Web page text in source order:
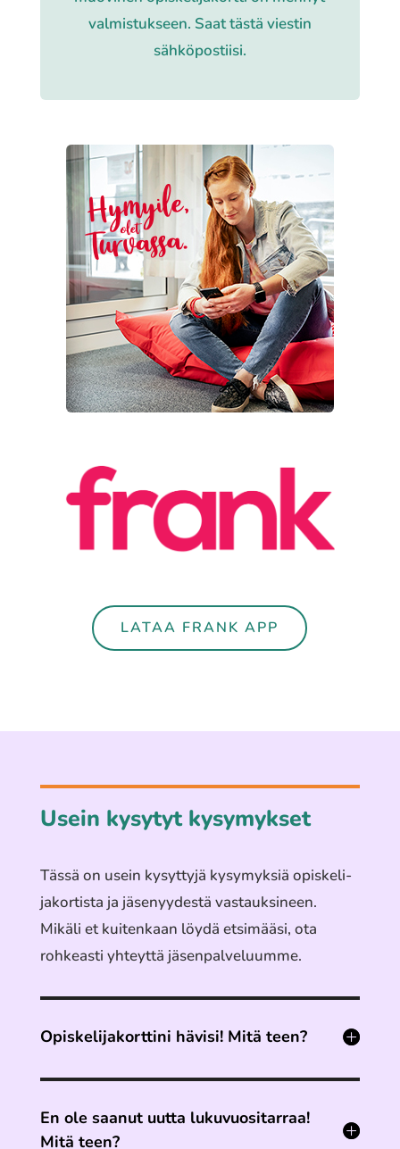
valmistukseen. Saat tästä viestin
sähköpostiisi.
LATAA FRANK APP
Usein kysytyt kysymykset
Tässä on usein kysyt­tyjä kysy­myk­siä opis­ke­li­
ja­kor­tista ja jäse­nyy­destä vastauk­si­neen.
Mikäli et kuiten­kaan löydä etsi­määsi, ota
rohkeas­ti yhteyt­tä jäsen­pal­ve­luum­me.
Opiskelijakorttini hävisi! Mitä teen?
En ole saanut uutta lukuvuositarraa!
Mitä teen?